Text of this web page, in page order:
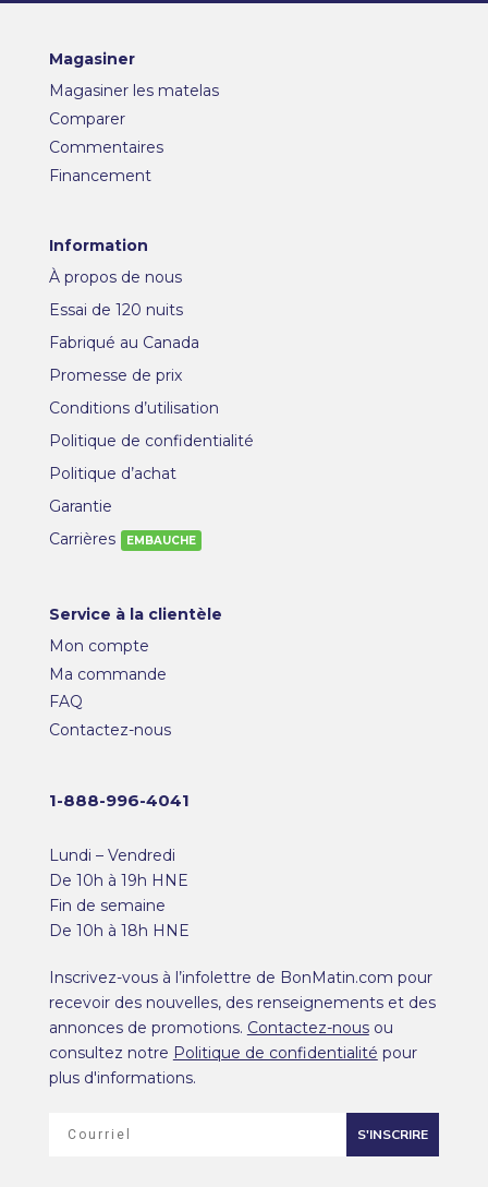
Magasiner
Magasiner les matelas
Comparer
Commentaires
Financement
Information
À propos de nous
Essai de 120 nuits
Fabriqué au Canada
Promesse de prix
Conditions d’utilisation
Politique de confidentialité
Politique d’achat
Garantie
Carrières
Service à la clientèle
Mon compte
Ma commande
FAQ
Contactez-nous
1-888-996-4041
Lundi – Vendredi
De 10h à 19h HNE
Fin de semaine
De 10h à 18h HNE
Inscrivez-vous à l’infolettre de BonMatin.com pour
recevoir des nouvelles, des renseignements et des
annonces de promotions. Contactez-nousou
consultez notre Politique de confidentialité pour
plus d'informations.
S'INSCRIRE